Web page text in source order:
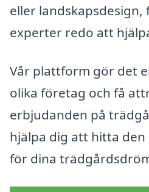
eller landskapsdesign,
experter redo att
Vår plattform gör det
olika företag och få
erbjudanden på
hjälpa dig att hitta
för dina